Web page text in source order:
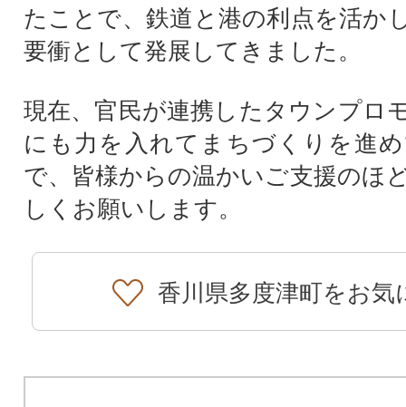
たことで、鉄道と港の利点を活か
要衝として発展してきました。
現在、官民が連携したタウンプロ
にも力を入れてまちづくりを進
で、皆様からの温かいご支援のほ
しくお願いします。
香川県多度津町をお気